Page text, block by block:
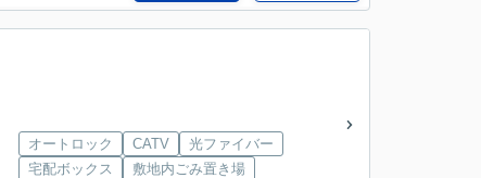
オートロック CATV
光ファイバー
宅配ボックス
敷地内ごみ置き場